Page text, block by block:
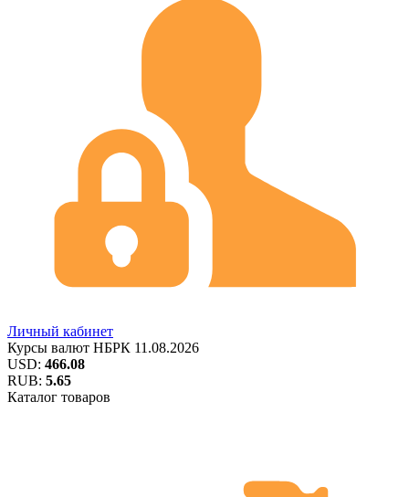
Личный кабинет
Курсы валют НБРК 11.08.2026
USD: 466.08
RUB: 5.65
Каталог товаров